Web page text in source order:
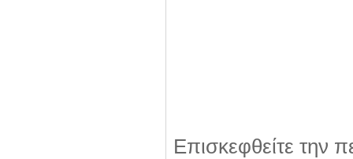
Επισκεφθείτε την